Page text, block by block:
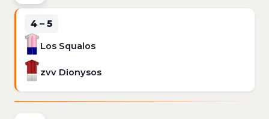
4 – 5
Los Squalos
zvv Dionysos